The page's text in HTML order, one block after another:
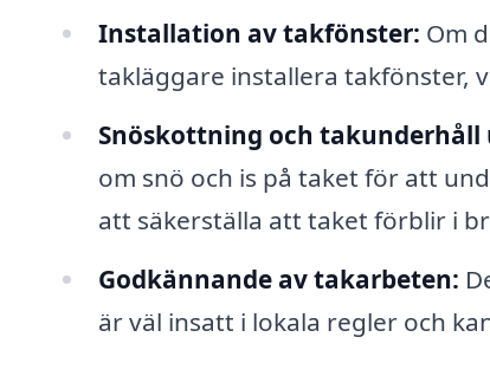
Installation av takfönster: Om
takläggare installera takfönster,
Snöskottning och takunderhåll
om snö och is på taket för att
att säkerställa att taket förblir i
Godkännande av takarbeten:
är väl insatt i lokala regler och